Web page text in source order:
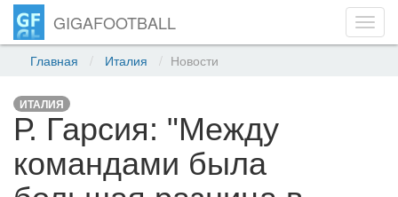
GIGAFOOTBALL
Главная Италия Новости
ИТАЛИЯ
Р. Гарсия: "Между
командами была